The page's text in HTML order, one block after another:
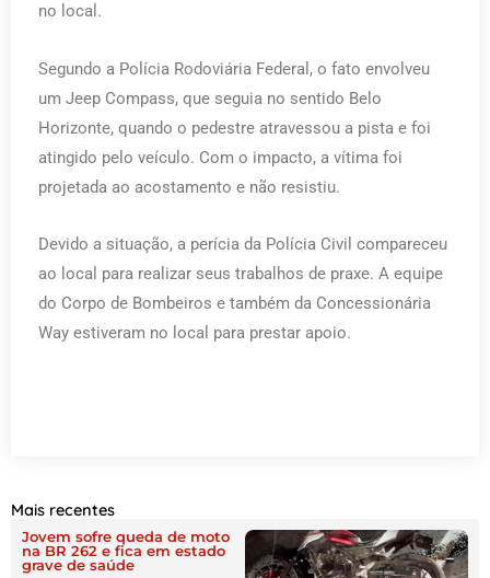
no local.
Segundo a Polícia Rodoviária Federal, o fato envolveu
um Jeep Compass, que seguia no sentido Belo
Horizonte, quando o pedestre atravessou a pista e foi
atingido pelo veículo. Com o impacto, a vítima foi
projetada ao acostamento e não resistiu.
Devido a situação, a perícia da Polícia Civil compareceu
ao local para realizar seus trabalhos de praxe. A equipe
do Corpo de Bombeiros e também da Concessionária
Way estiveram no local para prestar apoio.
Mais recentes
Jovem sofre queda de moto
na BR 262 e fica em estado
grave de saúde